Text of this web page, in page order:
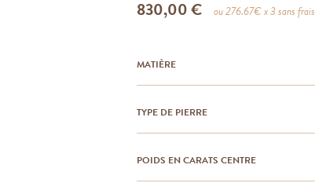
830,00 € ou276.67€ x 3 sans frais
MATIÈRE
TYPE DE PIERRE
POIDS EN CARATS CENTRE